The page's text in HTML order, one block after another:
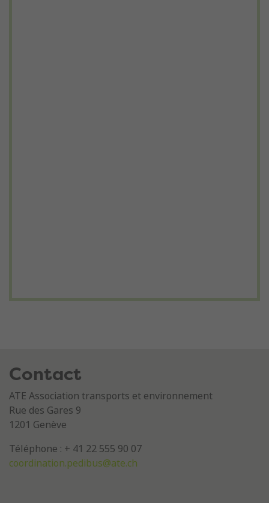
Contact
ATE Association transports et environnement
Rue des Gares 9
1201 Genève
Téléphone : + 41 22 555 90 07
coordination.pedibus@ate.ch